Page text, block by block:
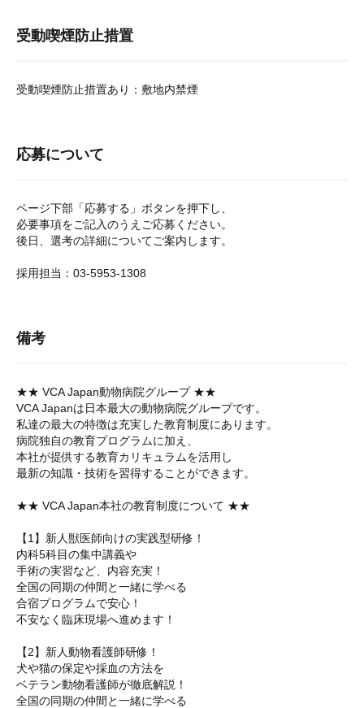
受動喫煙防止措置
受動喫煙防止措置あり：敷地内禁煙
応募について
ページ下部「応募する」ボタンを押下し、
必要事項をご記入のうえご応募ください。
後日、選考の詳細についてご案内します。
採用担当：03-5953-1308
備考
★★ VCA Japan動物病院グループ ★★
VCA Japanは日本最大の動物病院グループです。
私達の最大の特徴は充実した教育制度にあります。
病院独自の教育プログラムに加え、
本社が提供する教育カリキュラムを活用し
最新の知識・技術を習得することができます。
★★ VCA Japan本社の教育制度について ★★
【1】新人獣医師向けの実践型研修！
内科5科目の集中講義や
手術の実習など、内容充実！
全国の同期の仲間と一緒に学べる
合宿プログラムで安心！
不安なく臨床現場へ進めます！
【2】新人動物看護師研修！
犬や猫の保定や採血の方法を
ベテラン動物看護師が徹底解説！
全国の同期の仲間と一緒に学べる